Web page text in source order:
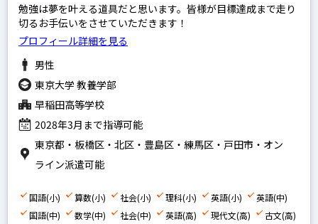
国語
理科
社会
英語
中学生の科目を指定
英語
数学
国語
理科
勉強は夢を叶える道具だと思います。皆様が目標達成まで走り
切るお手伝いをさせていただきます！
プロフィール詳細を見る
男性
東京大学 教養学部
早稲田高等学校
2028年3月まで指導可能
東京都・板橋区・北区・豊島区・練馬区・戸田市・オン
ライン派遣可能
国語(小) 算数(小) 社会(小) 理科(小) 英語(小)
英語(中)
国語(中)
数学(中) 社会(中) 英語(高) 現代文(高)
古文(高)